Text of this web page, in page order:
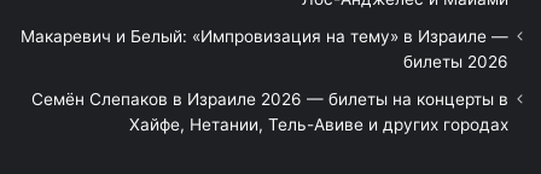
Макаревич и Белый: «Импровизация на тему» в Израиле —
билеты 2026
Семён Слепаков в Израиле 2026 — билеты на концерты в
Хайфе, Нетании, Тель-Авиве и других городах